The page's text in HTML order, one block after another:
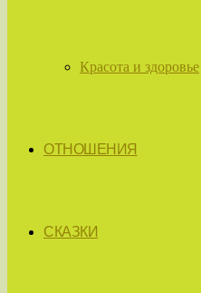
Красота и здоровье
ОТНОШЕНИЯ
СКАЗКИ